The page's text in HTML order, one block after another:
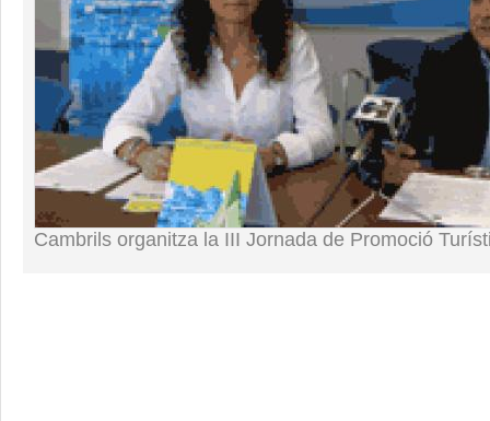
Cambrils organitza la III Jornada de Promoció